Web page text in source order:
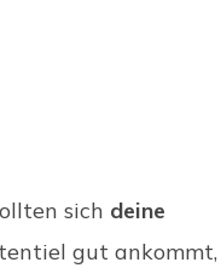
sich deine
gut ankommt,